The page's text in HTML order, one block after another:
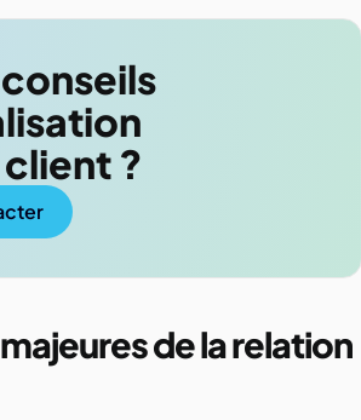
?
de la relation